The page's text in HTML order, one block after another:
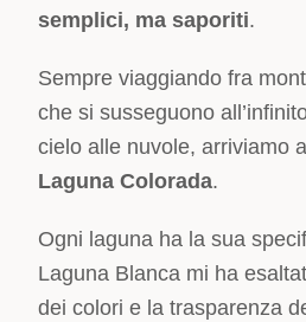
semplici, ma saporiti.
Sempre viaggiando fra
che si susseguono
cielo alle nuvole, arriviamo
Laguna Colorada.
Ogni laguna ha la sua
Laguna Blanca mi ha
dei colori e la trasparenza